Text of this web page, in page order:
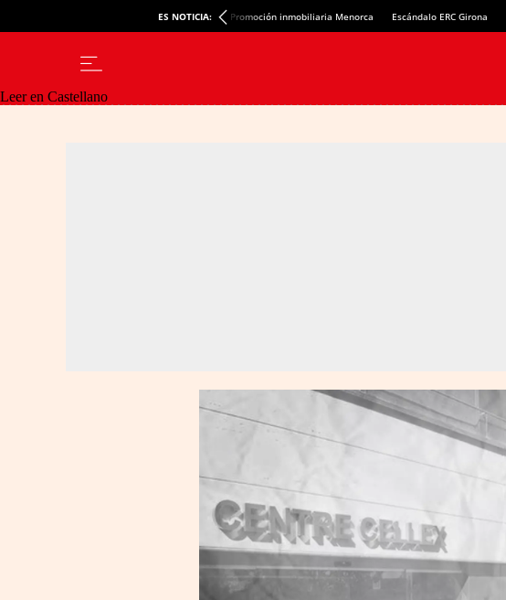
ES NOTICIA: Promoción inmobiliaria Menorca Escándalo ERC Girona
Leer en Castellano